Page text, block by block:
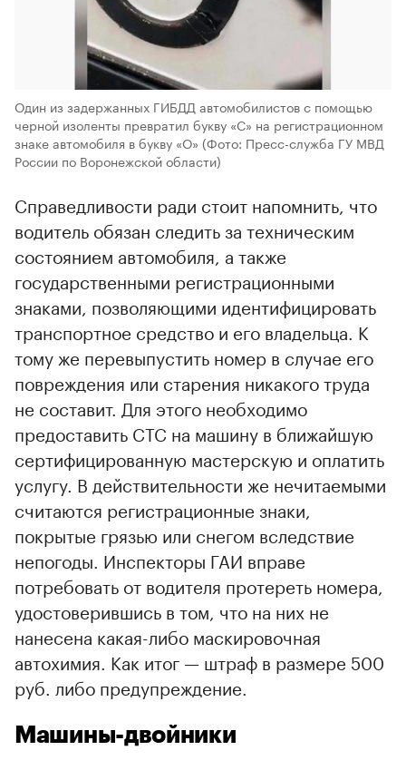
Один из задержанных ГИБДД автомобилистов с помощью
черной изоленты превратил букву «С» на регистрационном
знаке автомобиля в букву «О» (Фото: Пресс-служба ГУ МВД
России по Воронежской области)
Справедливости ради стоит напомнить, что
водитель обязан следить за техническим
состоянием автомобиля, а также
государственными регистрационными
знаками, позволяющими идентифицировать
транспортное средство и его владельца. К
тому же перевыпустить номер в случае его
повреждения или старения никакого труда
не составит. Для этого необходимо
предоставить СТС на машину в ближайшую
сертифицированную мастерскую и оплатить
услугу. В действительности же нечитаемыми
считаются регистрационные знаки,
покрытые грязью или снегом вследствие
непогоды. Инспекторы ГАИ вправе
потребовать от водителя протереть номера,
удостоверившись в том, что на них не
нанесена какая-либо маскировочная
автохимия. Как итог — штраф в размере 500
руб. либо предупреждение.
Машины-двойники